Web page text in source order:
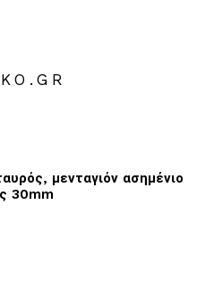
μενταγιόν ασημένιο
30mm